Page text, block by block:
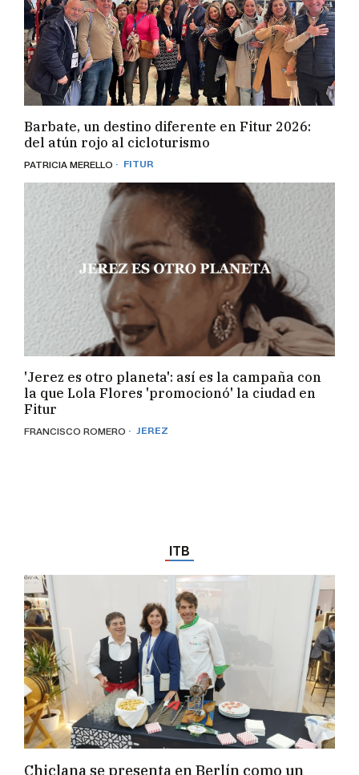
Barbate, un destino diferente en Fitur 2026:
del atún rojo al cicloturismo
PATRICIA MERELLO · FITUR
'Jerez es otro planeta': así es la campaña con
la que Lola Flores 'promocionó' la ciudad en
Fitur
FRANCISCO ROMERO · JEREZ
ITB
Chiclana se presenta en Berlín como un